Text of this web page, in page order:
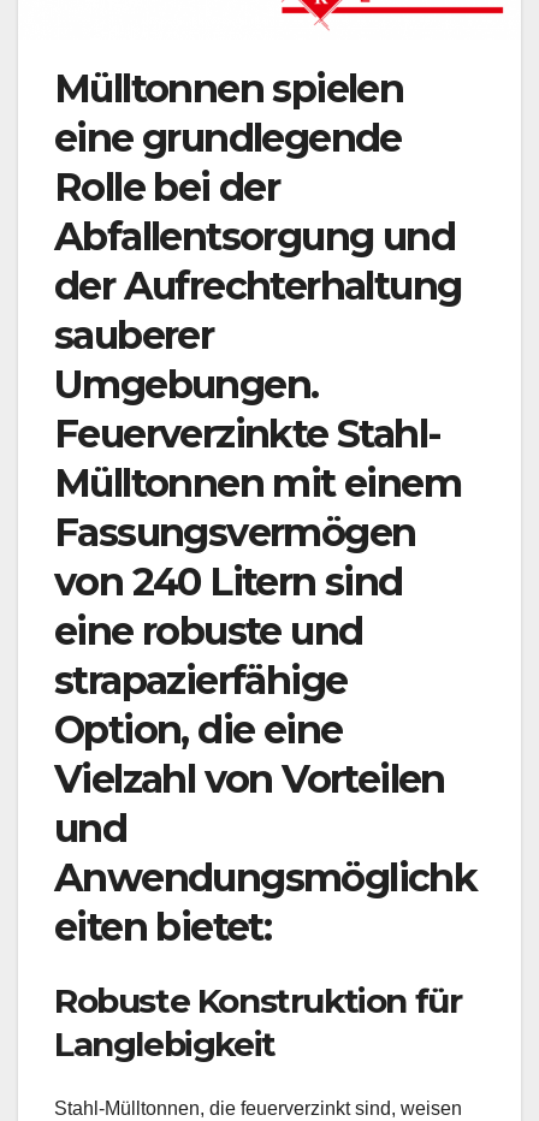
Mülltonnen spielen
eine grundlegende
Rolle bei der
Abfallentsorgung und
der Aufrechterhaltung
sauberer
Umgebungen.
Feuerverzinkte Stahl-
Mülltonnen mit einem
Fassungsvermögen
von 240 Litern sind
eine robuste und
strapazierfähige
Option, die eine
Vielzahl von Vorteilen
und
Anwendungsmöglichk
eiten bietet:
Robuste Konstruktion für
Langlebigkeit
Stahl-Mülltonnen, die feuerverzinkt sind, weisen